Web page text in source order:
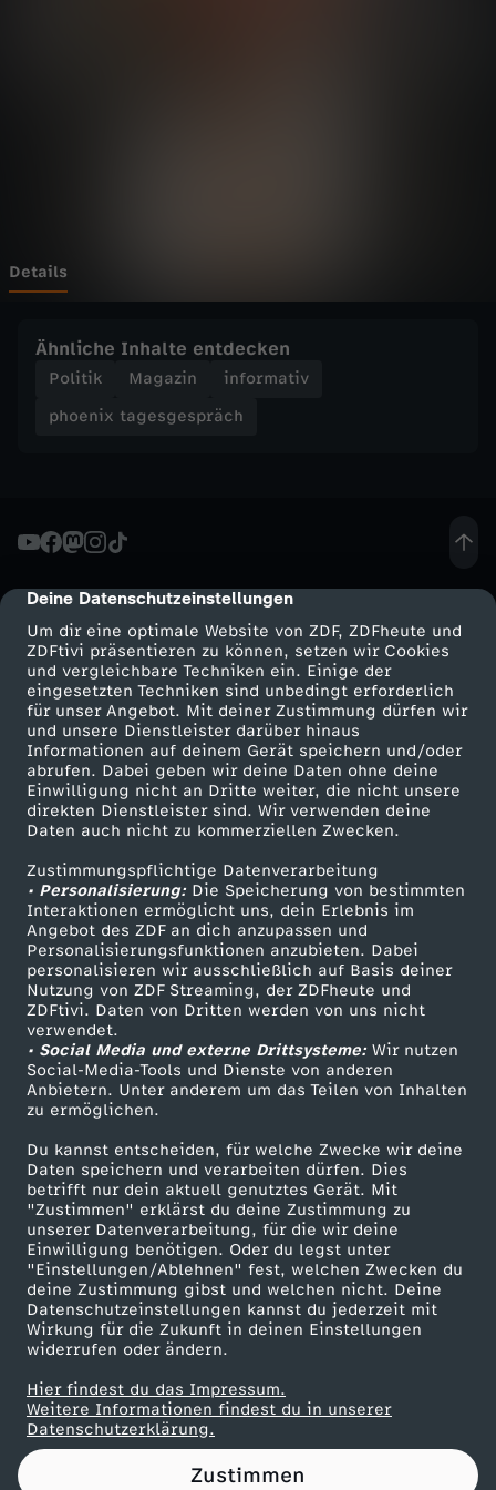
cmp-dialog-description
Deine Datenschutzeinstellungen
Um dir eine optimale Website von ZDF, ZDFheute und
ZDFtivi präsentieren zu können, setzen wir Cookies
und vergleichbare Techniken ein. Einige der
eingesetzten Techniken sind unbedingt erforderlich
für unser Angebot. Mit deiner Zustimmung dürfen wir
und unsere Dienstleister darüber hinaus
Informationen auf deinem Gerät speichern und/oder
abrufen. Dabei geben wir deine Daten ohne deine
Einwilligung nicht an Dritte weiter, die nicht unsere
direkten Dienstleister sind. Wir verwenden deine
Daten auch nicht zu kommerziellen Zwecken.
Zustimmungspflichtige Datenverarbeitung
• Personalisierung:Die Speicherung von bestimmten
Interaktionen ermöglicht uns, dein Erlebnis im
Angebot des ZDF an dich anzupassen und
Personalisierungsfunktionen anzubieten. Dabei
personalisieren wir ausschließlich auf Basis deiner
Nutzung von ZDF Streaming, der ZDFheute und
ZDFtivi. Daten von Dritten werden von uns nicht
verwendet.
• Social Media und externe Drittsysteme:Wir nutzen
Social-Media-Tools und Dienste von anderen
Anbietern. Unter anderem um das Teilen von Inhalten
zu ermöglichen.
Du kannst entscheiden, für welche Zwecke wir deine
Daten speichern und verarbeiten dürfen. Dies
betrifft nur dein aktuell genutztes Gerät. Mit
"Zustimmen" erklärst du deine Zustimmung zu
unserer Datenverarbeitung, für die wir deine
Einwilligung benötigen. Oder du legst unter
"Einstellungen/Ablehnen" fest, welchen Zwecken du
deine Zustimmung gibst und welchen nicht. Deine
Datenschutzeinstellungen kannst du jederzeit mit
Wirkung für die Zukunft in deinen Einstellungen
widerrufen oder ändern.
Hier findest du das Impressum.
Weitere Informationen findest du in unserer
Datenschutzerklärung.
Zustimmen
g
s
ä
c
h
-
H
e
r
r
m
a
n
n
z
u
r
D
r
o
Details
Ähnliche Inhalte entdecken
Politik Magazin
informativ
phoenix tagesgespräch
Mehr ZDF
ZDF-Apps
Smart TV
ZDFtext
Livestreams
Sendungen A-Z
TV-Programm
Service
ZDFmitreden
Kontakt zum ZDF
Tickets
Zuschauerservice
Hilfe
ZDF Unternehmen
Karriere
ZDF goes Schule
Werbefernsehen
Mainzelmännchen
Partner